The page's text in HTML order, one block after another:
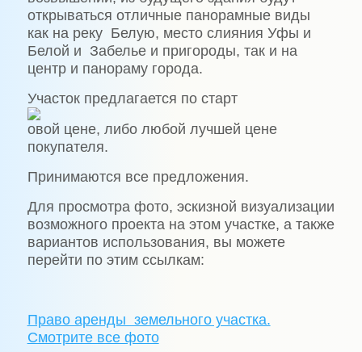
открываться отличные панорамные виды
как на реку Белую, место слияния Уфы и
Белой и Забелье и пригороды, так и на
центр и панораму города.
Участок предлагается по старт
овой цене, либо любой лучшей цене
покупателя.
Принимаются все предложения.
Для просмотра фото, эскизной визуализации
возможного проекта на этом участке, а также
вариантов использования, вы можете
перейти по этим ссылкам:
Право аренды земельного участка.
Смотрите все фото